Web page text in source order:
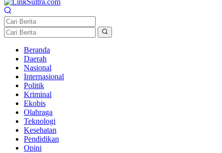
Beranda
Daerah
Nasional
Internasional
Politik
Kriminal
Ekobis
Olahraga
Teknologi
Kesehatan
Pendidikan
Opini